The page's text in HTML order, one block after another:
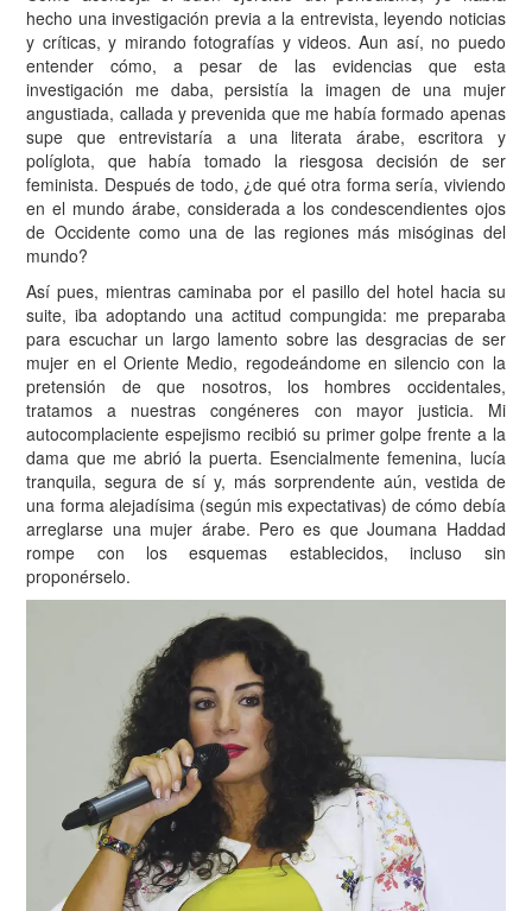
hecho una investigación previa a la entrevista, leyendo noticias
y críticas, y mirando fotografías y videos. Aun así, no puedo
entender cómo, a pesar de las evidencias que esta
investigación me daba, persistía la imagen de una mujer
angustiada, callada y prevenida que me había formado apenas
supe que entrevistaría a una literata árabe, escritora y
políglota, que había tomado la riesgosa decisión de ser
feminista. Después de todo, ¿de qué otra forma sería, viviendo
en el mundo árabe, considerada a los condescendientes ojos
de Occidente como una de las regiones más misóginas del
mundo?
Así pues, mientras caminaba por el pasillo del hotel hacia su
suite, iba adoptando una actitud compungida: me preparaba
para escuchar un largo lamento sobre las desgracias de ser
mujer en el Oriente Medio, regodeándome en silencio con la
pretensión de que nosotros, los hombres occidentales,
tratamos a nuestras congéneres con mayor justicia. Mi
autocomplaciente espejismo recibió su primer golpe frente a la
dama que me abrió la puerta. Esencialmente femenina, lucía
tranquila, segura de sí y, más sorprendente aún, vestida de
una forma alejadísima (según mis expectativas) de cómo debía
arreglarse una mujer árabe. Pero es que Joumana Haddad
rompe con los esquemas establecidos, incluso sin
proponérselo.